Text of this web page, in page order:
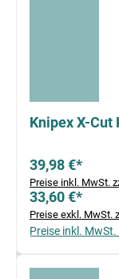
Knipex X-
39,98 €*
Preise inkl. MwSt.
33,60 €*
Preise exkl. MwSt.
Preise inkl.